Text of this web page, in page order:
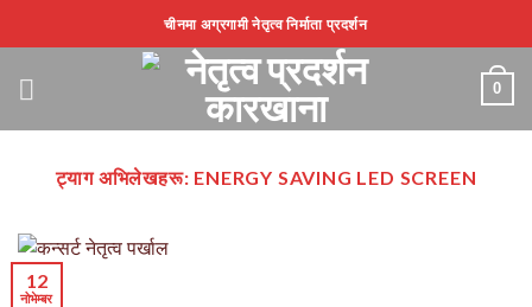
स्किप
चीनमा अग्रगामी नेतृत्व निर्माता प्रदर्शन
0
ट्याग अभिलेखहरू: ENERGY SAVING LED SCREEN
12
नोभेम्बर